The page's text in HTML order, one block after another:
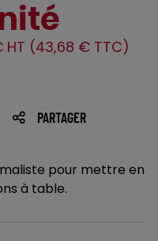
(43,68 € TTC)
PARTAGER
pour mettre en
à table.